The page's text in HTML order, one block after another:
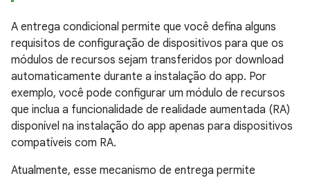
A entrega condicional permite que você defina alguns
requisitos de configuração de dispositivos para que os
módulos de recursos sejam transferidos por download
automaticamente durante a instalação do app. Por
exemplo, você pode configurar um módulo de recursos
que inclua a funcionalidade de realidade aumentada (RA)
disponível na instalação do app apenas para dispositivos
compatíveis com RA.
Atualmente, esse mecanismo de entrega permite